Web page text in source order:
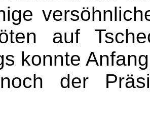
auf
konnte
der